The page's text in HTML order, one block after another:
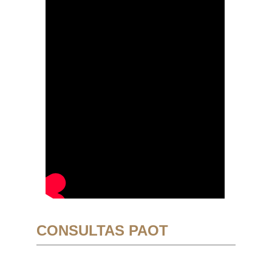
CONSULTAS PAOT